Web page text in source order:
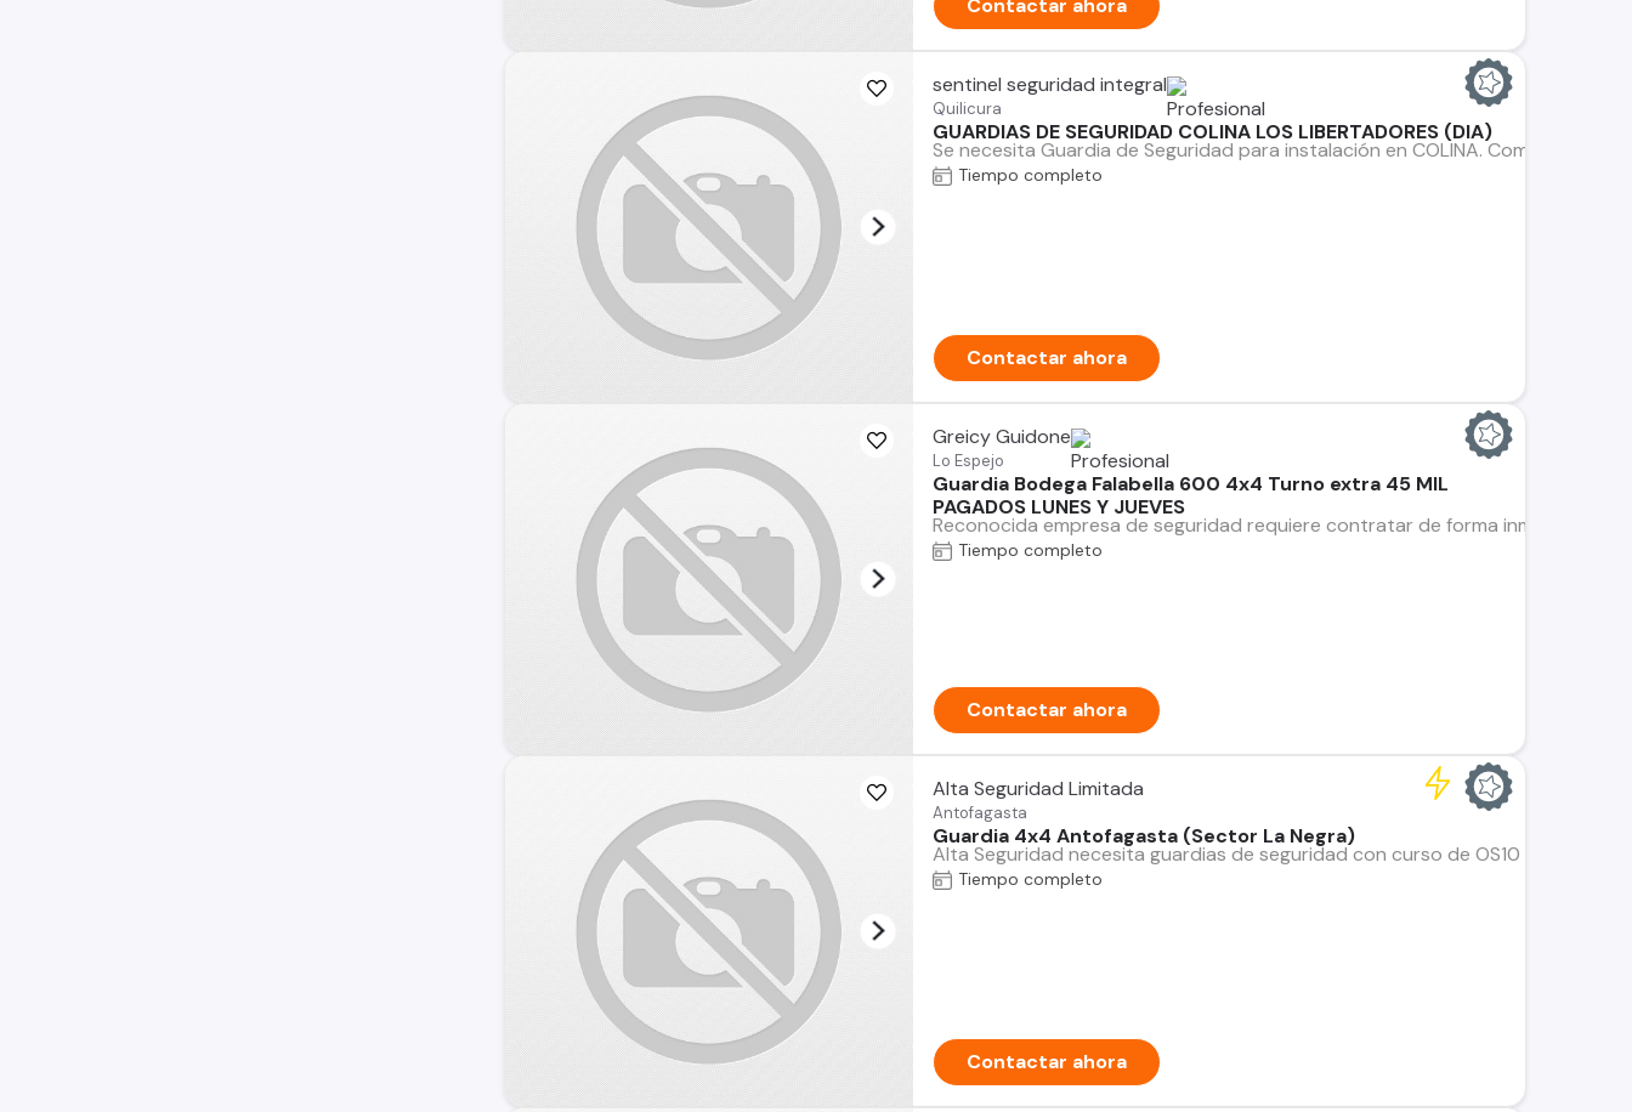
Contactar ahora
sentinel seguridad integral
Quilicura
GUARDIAS DE SEGURIDAD COLINA LOS LIBERTADORES (DIA)
Se necesita Guardia de Seguridad para instalación en COLINA. Complejo
Tiempo completo
Contactar ahora
Greicy Guidone
Lo Espejo
Guardia Bodega Falabella 600 4x4 Turno extra 45 MIL
PAGADOS LUNES Y JUEVES
Reconocida empresa de seguridad requiere contratar de forma inmediata
Tiempo completo
Contactar ahora
Alta Seguridad Limitada
Antofagasta
Guardia 4x4 Antofagasta (Sector La Negra)
Alta Seguridad necesita guardias de seguridad con curso de OS10 (Solo
Tiempo completo
Contactar ahora